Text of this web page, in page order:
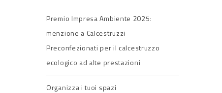
Premio Impresa Ambiente 2025:
menzione a Calcestruzzi
Preconfezionati per il calcestruzzo
ecologico ad alte prestazioni
Organizza i tuoi spazi